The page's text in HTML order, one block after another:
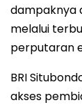
dampaknya
melalui
perputaran
BRI
akses